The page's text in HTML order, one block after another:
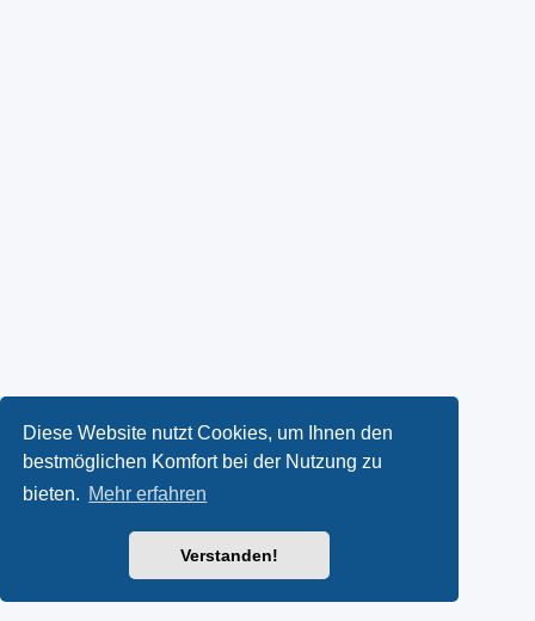
Diese Website nutzt Cookies, um Ihnen den
bestmöglichen Komfort bei der Nutzung zu
bieten. Mehr erfahren
Verstanden!